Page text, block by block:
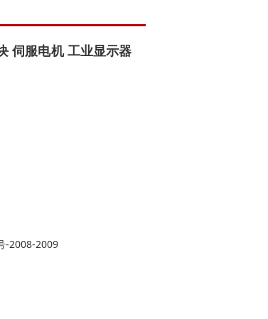
伺服电机 工业显示器
-2008-2009